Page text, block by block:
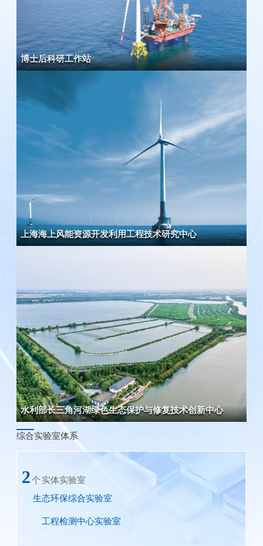
博士后科研工作站
上海海上风能资源开发利用工程技术研究中心
水利部长三角河湖绿色生态保护与修复技术创新中心
综合实验室体系
2个 实体实验室
生态环保综合实验室
工程检测中心实验室